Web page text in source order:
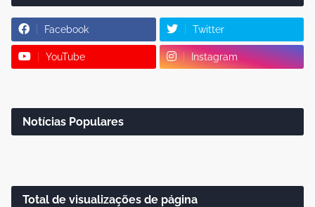
Facebook Twitter
YouTube Instagram
Notícias Populares
Total de visualizações de página